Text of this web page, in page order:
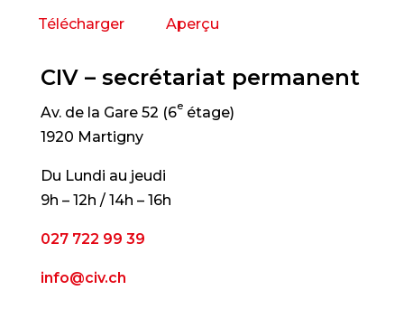
Télécharger Aperçu
CIV – secrétariat permanent
Av. de la Gare 52 (6eétage)
1920 Martigny
Du Lundi au jeudi
9h – 12h / 14h – 16h
027 722 99 39
info@civ.ch